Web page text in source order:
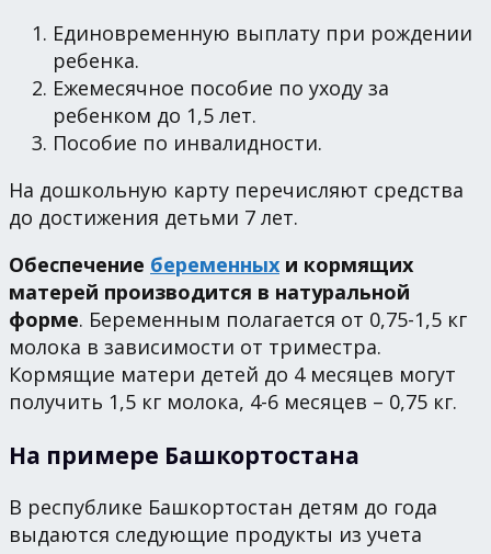
Единовременную выплату при рождении
ребенка.
Ежемесячное пособие по уходу за
ребенком до 1,5 лет.
Пособие по инвалидности.
На дошкольную карту перечисляют средства
до достижения детьми 7 лет.
Обеспечение беременных и кормящих
матерей производится в натуральной
форме. Беременным полагается от 0,75-1,5 кг
молока в зависимости от триместра.
Кормящие матери детей до 4 месяцев могут
получить 1,5 кг молока, 4-6 месяцев – 0,75 кг.
На примере Башкортостана
В республике Башкортостан детям до года
выдаются следующие продукты из учета